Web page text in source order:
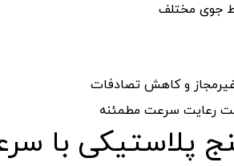
جوی مختلف
وکاهش تصادفات
رعایت سرعت مطمئنه
پلاستیکی با